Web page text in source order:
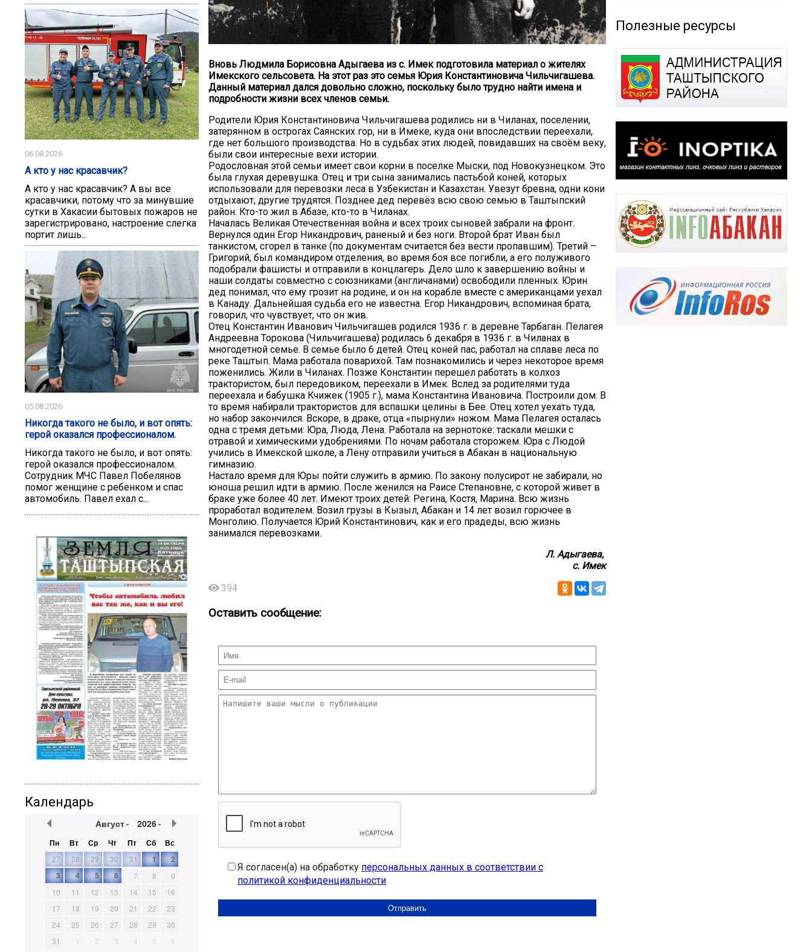
06.08.2026
А кто у нас красавчик?
А кто у нас красавчик? А вы все
красавчики, потому что за минувшие
сутки в Хакасии бытовых пожаров не
зарегистрировано, настроение слегка
портит лишь...
05.08.2026
Никогда такого не было, и вот опять:
герой оказался профессионалом.
Никогда такого не было, и вот опять:
герой оказался профессионалом.
Сотрудник МЧС Павел Побелянов
помог женщине с ребенком и спас
автомобиль. Павел ехал с...
Календарь
Август 2026
Пн Вт Ср Чт Пт Сб
Вс
27
28 29 30 31 1
2
3
4 5 6 7 8
9
10
11 12 13 14 15
16
17
18 19 20 21 22
23
24
25 26 27 28 29
30
31
1 2 3 4 5 6
Вновь Людмила Борисовна Адыгаева из с. Имек подготовила материал о жителях
Имекского сельсовета. На этот раз это семья Юрия Константиновича Чильчигашева.
Данный материал дался довольно сложно, поскольку было трудно найти имена и
подробности жизни всех членов семьи.
Родители Юрия Константиновича Чильчигашева родились ни в Чиланах, поселении,
затерянном в острогах Саянских гор, ни в Имеке, куда они впоследствии переехали,
где нет большого производства. Но в судьбах этих людей, повидавших на своём веку,
были свои интересные вехи истории.
Родословная этой семьи имеет свои корни в поселке Мыски, под Новокузнецком. Это
была глухая деревушка. Отец и три сына занимались пастьбой коней, которых
использовали для перевозки леса в Узбекистан и Казахстан. Увезут бревна, одни кони
отдыхают, другие трудятся. Позднее дед перевёз всю свою семью в Таштыпский
район. Кто-то жил в Абазе, кто-то в Чиланах.
Началась Великая Отечественная война и всех троих сыновей забрали на фронт.
Вернулся один Егор Никандрович, раненый и без ноги. Второй брат Иван был
танкистом, сгорел в танке (по документам считается без вести пропавшим). Третий –
Григорий, был командиром отделения, во время боя все погибли, а его полуживого
подобрали фашисты и отправили в концлагерь. Дело шло к завершению войны и
наши солдаты совместно с союзниками (англичанами) освободили пленных. Юрин
дед понимал, что ему грозит на родине, и он на корабле вместе с американцами уехал
в Канаду. Дальнейшая судьба его не известна. Егор Никандрович, вспоминая брата,
говорил, что чувствует, что он жив.
Отец Константин Иванович Чильчигашев родился 1936 г. в деревне Тарбаган. Пелагея
Андреевна Торокова (Чильчигашева) родилась 6 декабря в 1936 г. в Чиланах в
многодетной семье. В семье было 6 детей. Отец коней пас, работал на сплаве леса по
реке Таштып. Мама работала поварихой. Там познакомились и через некоторое время
поженились. Жили в Чиланах. Позже Константин перешел работать в колхоз
трактористом, был передовиком, переехали в Имек. Вслед за родителями туда
переехала и бабушка Кчижек (1905 г.), мама Константина Ивановича. Построили дом. В
то время набирали трактористов для вспашки целины в Бее. Отец хотел уехать туда,
но набор закончился. Вскоре, в драке, отца «пырнули» ножом. Мама Пелагея осталась
одна с тремя детьми: Юра, Люда, Лена. Работала на зернотоке: таскали мешки с
отравой и химическими удобрениями. По ночам работала сторожем. Юра с Людой
учились в Имекской школе, а Лену отправили учиться в Абакан в национальную
гимназию.
Настало время для Юры пойти служить в армию. По закону полусирот не забирали, но
юноша решил идти в армию. После женился на Раисе Степановне, с которой живет в
браке уже более 40 лет. Имеют троих детей: Регина, Костя, Марина. Всю жизнь
проработал водителем. Возил грузы в Кызыл, Абакан и 14 лет возил горючее в
Монголию. Получается Юрий Константинович, как и его прадеды, всю жизнь
занимался перевозками.
Л. Адыгаева,
с. Имек
394
Оставить сообщение:
Я согласен(а) на обработку персональных данных в соответствии с
политикой конфиденциальности
Полезные ресурсы